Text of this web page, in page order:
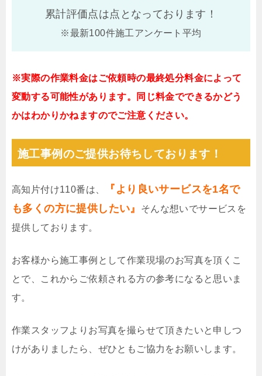
累計評価点は点となっております！
※最新100件施工アンケート平均
※実際の作業料金はご依頼時の最終処分料金によって
変動する可能性があります。同じ料金でできるかどう
かはわかりかねますのでご注意ください。
施工事例のご提供お待ちしております！
高知片付け110番は、
『より良いサービスを1名で
も多くの方に提供したい』
そんな想いでサービスを
提供しております。
お客様から施工事例として作業現場のお写真を頂くこ
とで、これからご依頼される方の参考になると思いま
す。
作業スタッフよりお写真を撮らせて頂きたいと申しつ
けがありましたら、ぜひともご協力をお願いします。